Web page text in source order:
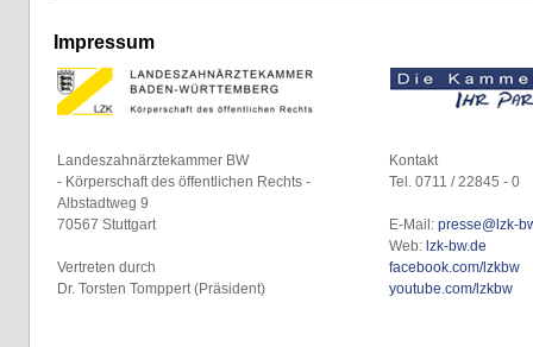
Impressum
Landeszahnärztekammer BW
- Körperschaft des öffentlichen Rechts -
Albstadtweg 9
70567 Stuttgart
Vertreten durch
Dr. Torsten Tomppert (Präsident)
Kontakt
Tel. 0711 / 22845 - 0
E-Mail: presse@lzk-
Web: lzk-bw.de
facebook.com/lzkbw
youtube.com/lzkbw